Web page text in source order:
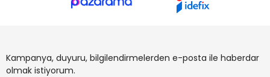
Kampanya, duyuru, bilgilendirmelerden e-posta ile haberdar
olmak istiyorum.